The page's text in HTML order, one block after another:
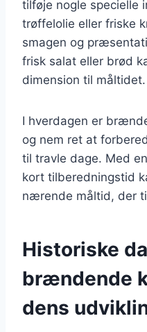
tilføje nogle specielle
trøffelolie eller friske
smagen og
frisk salat eller brød
dimension til måltidet.
I hverdagen er
og nem ret at
til travle dage. Med
kort tilberedningstid
nærende måltid, der
Historiske
brændende
dens